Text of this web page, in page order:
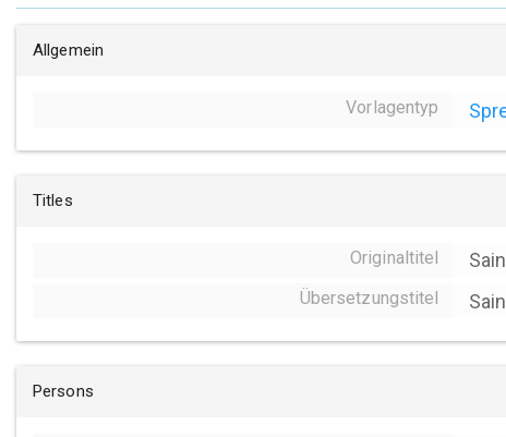
Allgemein
Vorlagentyp
Titles
Originaltitel
Übersetzungstitel
Persons